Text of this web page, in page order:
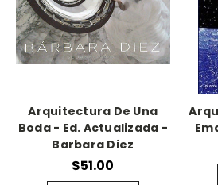
Arquitectura De Una
Boda - Ed. Actualizada -
Barbara Diez
$51.00